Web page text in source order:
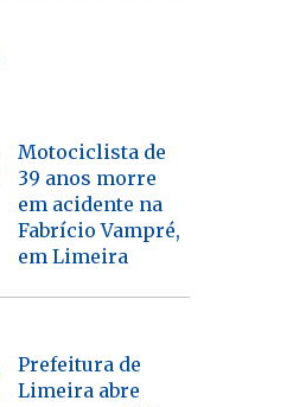
Motociclista de
39 anos morre
em acidente na
Fabrício Vampré,
em Limeira
Prefeitura de
Limeira abre